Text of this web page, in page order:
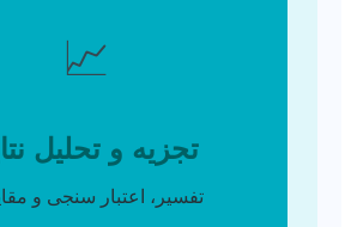
📈
تجزیه و تحلیل
تفسیر، اعتبار سنجی و